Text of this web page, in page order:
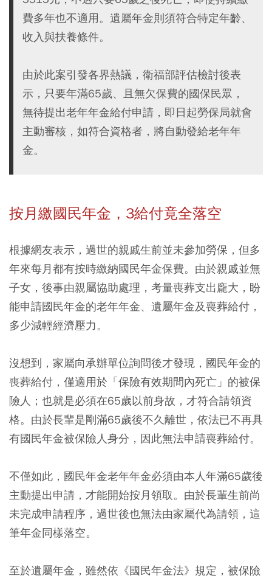
費多年也不適用。遺屬年金則須符合特定年齡、
收入與扶養條件。
由於此案引發各界熱議，衛福部評估檢討後表
示，只要年滿65歲、且無欠保費的國保民眾，
無待提出老年年金給付申請，即日起勞保局就會
主動審核，如符合資格者，將自動發給老年年
金。
按月繳國民年金，3給付竟全落空
根據網友表示，過世的親戚生前並未參加勞保，但多
年來每月都有按時繳納國民年金保費。由於親戚並無
子女，後事由親屬協助處理，考量喪葬支出龐大，盼
能申請國民年金的老年年金、遺屬年金及喪葬給付，
多少減輕經濟壓力。
沒想到，家屬向承辦單位詢問後才發現， 國民年金的
喪葬給付，僅適用於「保險有效期間內死亡」的被保
險人；也就是必須在65歲以前身故，才符合請領資
格。由於長輩是剛滿65歲後不久離世，依法已不再具
有國民年金被保險人身分，因此無法申請喪葬給付。
不僅如此，國民年金老年年金必須由本人年滿65歲後
主動提出申請，才能開始按月領取。由於長輩生前尚
未完成申請程序，過世後也無法由家屬代為請領，這
筆年金同樣落空。
至於遺屬年金，雖然依《國民年金法》規定，被保險